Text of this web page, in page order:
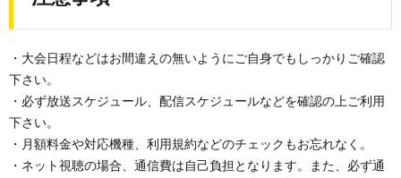
・大会日程などはお間違えの無いようにご自身でもしっかりご確認
下さい。
・必ず放送スケジュール、配信スケジュールなどを確認の上ご利用
下さい。
・月額料金や対応機種、利用規約などのチェックもお忘れなく。
・ネット視聴の場合、通信費は自己負担となります。また、必ず通